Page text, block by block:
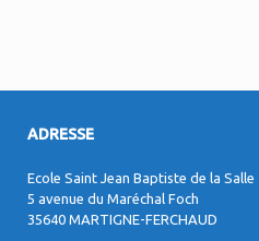
ADRESSE
Ecole Saint Jean Baptiste de la Salle
5 avenue du Maréchal Foch
35640 MARTIGNE-FERCHAUD